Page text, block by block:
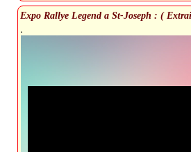
Expo Rallye Legend a St-Joseph : (
.